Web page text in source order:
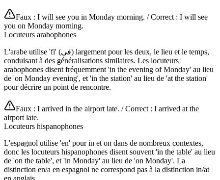
Faux : I will see you in Monday morning. / Correct : I will see
you on Monday morning.
Locuteurs arabophones
L'arabe utilise 'fi' (في) largement pour les deux, le lieu et le temps,
conduisant à des généralisations similaires. Les locuteurs
arabophones disent fréquemment 'in the evening of Monday' au lieu
de 'on Monday evening', et 'in the station' au lieu de 'at the station'
pour décrire un point de rencontre.
Faux : I arrived in the airport late. / Correct : I arrived at the
airport late.
Locuteurs hispanophones
L'espagnol utilise 'en' pour in et on dans de nombreux contextes,
donc les locuteurs hispanophones disent souvent 'in the table' au lieu
de 'on the table', et 'in Monday' au lieu de 'on Monday'. La
distinction en/a en espagnol ne correspond pas à la distinction in/at
en anglais.